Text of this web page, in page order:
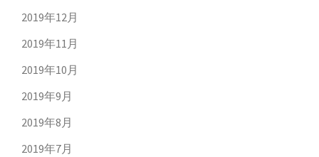
2019年12月
2019年11月
2019年10月
2019年9月
2019年8月
2019年7月